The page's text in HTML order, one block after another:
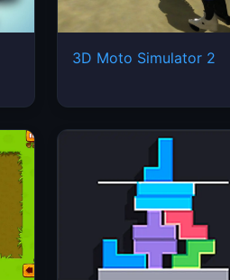
3D Moto Simulator 2